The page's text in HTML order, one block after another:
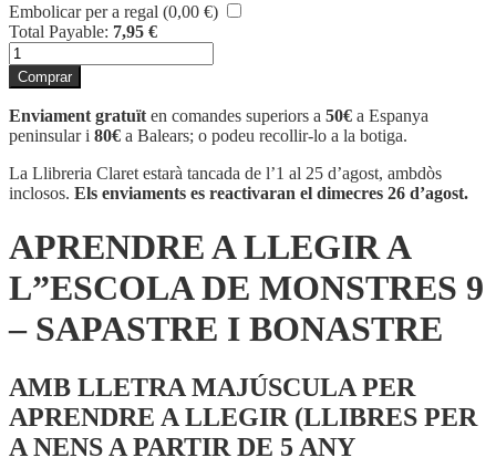
Embolicar per a regal (0,00 €)
Total Payable: 7,95 €
quantitat
de
APRENDRE
A
LLEGIR
A
L''ESCOLA
DE
-
Comprar
Enviament gratuït en comandes superiors a 50€ a Espanya
peninsular i 80€ a Balears; o podeu recollir-lo a la botiga.
La Llibreria Claret estarà tancada de l’1 al 25 d’agost, ambdòs
inclosos. Els enviaments es reactivaran el dimecres 26 d’agost.
APRENDRE A LLEGIR A
L”ESCOLA DE MONSTRES 9
– SAPASTRE I BONASTRE
AMB LLETRA MAJÚSCULA PER
APRENDRE A LLEGIR (LLIBRES PER
A NENS A PARTIR DE 5 ANY